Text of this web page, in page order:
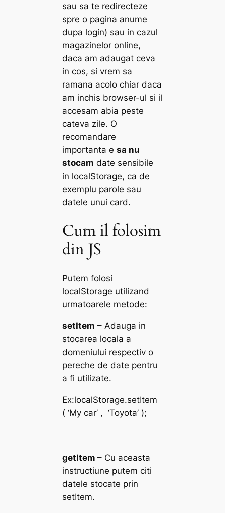
sau sa te redirecteze
spre o pagina anume
dupa login) sau in cazul
magazinelor online,
daca am adaugat ceva
in cos, si vrem sa
ramana acolo chiar daca
am inchis browser-ul si il
accesam abia peste
cateva zile. O
recomandare
importanta esa nu
stocam date sensibile
in localStorage, ca de
exemplu parole sau
datele unui card.
Cum il folosim
din JS
Putem folosi
localStorage utilizand
urmatoarele metode:
setItem – Adauga in
stocarea locala a
domeniului respectiv o
pereche de date pentru
a fi utilizate.
Ex:localStorage.setItem
( ‘My car’ , ‘Toyota’ );
getItem– Cu aceasta
instructiune putem citi
datele stocate prin
setItem.